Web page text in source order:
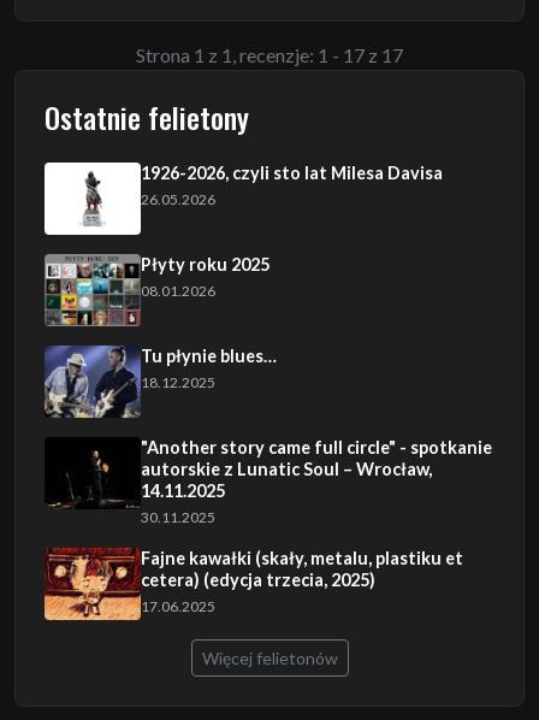
Strona 1 z 1, recenzje: 1 - 17 z 17
Ostatnie felietony
1926-2026, czyli sto lat Milesa Davisa
26.05.2026
Płyty roku 2025
08.01.2026
Tu płynie blues…
18.12.2025
"Another story came full circle" - spotkanie
autorskie z Lunatic Soul – Wrocław,
14.11.2025
30.11.2025
Fajne kawałki (skały, metalu, plastiku et
cetera) (edycja trzecia, 2025)
17.06.2025
Więcej felietonów